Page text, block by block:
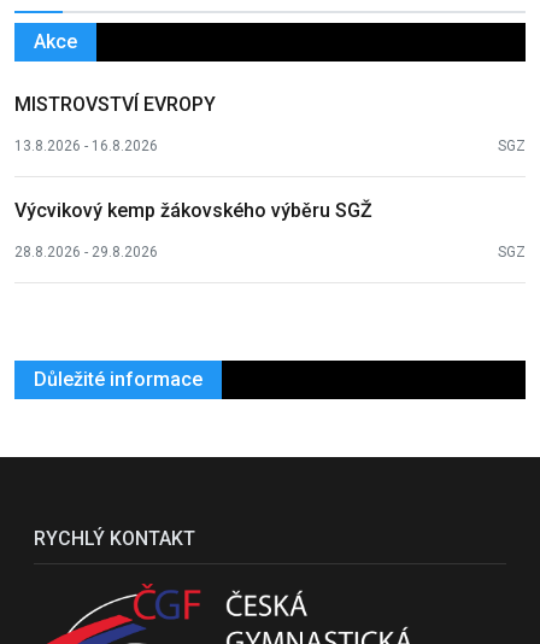
Akce
MISTROVSTVÍ EVROPY
13.8.2026 - 16.8.2026 SGZ
Výcvikový kemp žákovského výběru SGŽ
28.8.2026 - 29.8.2026 SGZ
Důležité informace
RYCHLÝ KONTAKT